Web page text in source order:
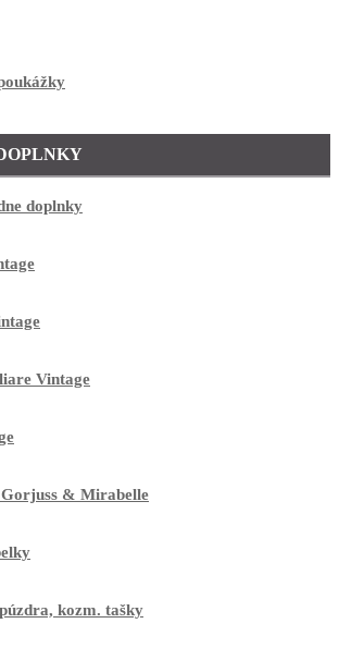
doplnky
Vintage
& Mirabelle
kozm. tašky